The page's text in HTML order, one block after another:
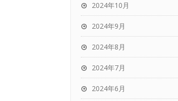
2024年10月
2024年9月
2024年8月
2024年7月
2024年6月